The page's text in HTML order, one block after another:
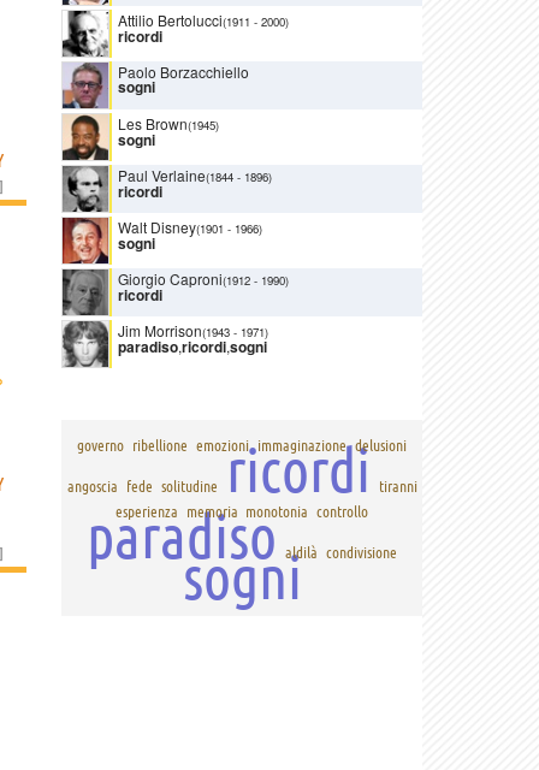
]
]
Attilio Bertolucci(1911 - 2000)
ricordi
Paolo Borzacchiello
sogni
Les Brown(1945)
sogni
Paul Verlaine(1844 - 1896)
ricordi
Walt Disney(1901 - 1966)
sogni
Giorgio Caproni(1912 - 1990)
ricordi
Jim Morrison(1943 - 1971)
paradiso,ricordi,sogni
governo ribellione emozioni immaginazione delusioni
angoscia fede solitudine ricordi
tiranni
esperienza
memoria monotonia controllo
paradiso aldilà condivisione
sogni